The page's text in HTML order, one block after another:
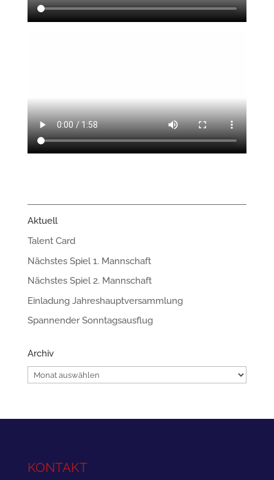
Aktuell
Talent Card
Nächstes Spiel 1. Mannschaft
Nächstes Spiel 2. Mannschaft
Einladung Jahreshauptversammlung
Spannender Sonntagsausflug
Archiv
Archiv
KONTAKT